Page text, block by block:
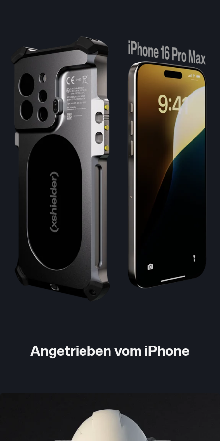
oder zum Austausch des Telefons gesendet werden ·
Umgebungstemperatur: −20 °C bis +50 °C · Ursprungsland:
Entwickelt und hergestellt in Norwegen
Angetrieben vom iPhone